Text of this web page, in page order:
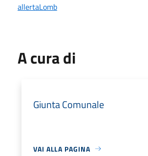
allertaLomb
A cura di
Giunta Comunale
VAI ALLA PAGINA